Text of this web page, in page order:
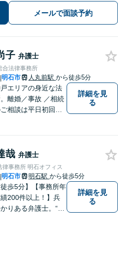
トワーク軽く迅速・誠実に対応しま
す。まずはお気軽にご相談ください。
メールで面談予約
子 弁護士
合法律事務所
|明石市 人丸前駅 から徒歩5分
エリアの身近な法
離婚／事故 ／相続
相談は平日初回３
詳細を見
る
哉 弁護士
律事務所 明石オフィス
|明石市 明石駅 から徒歩5分
徒歩5分】【事務所年
200件以上！】兵
りある弁護士。“プ
詳細を見
る